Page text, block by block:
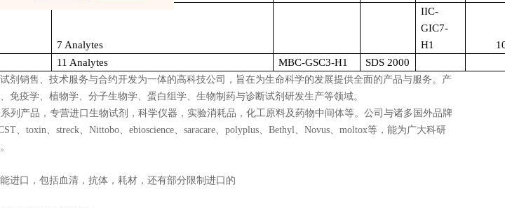
7 Analytes
IIC-
GIC7-
H1
11 Analytes MBC-GSC3-H1 SDS 2000
剂销售、技术服务与合约开发为一体的高科技公司，旨在为生命科学的发展提供全面的产品与服务。产
免疫学、植物学、分子生物学、蛋白组学、生物制药与诊断试剂研发生产等领域。
列产品，专营进口生物试剂，科学仪器，实验消耗品，化工原料及药物中间体等。公司与诸多国外品牌
、 toxin、 streck、 Nittobo、 ebioscience、 saracare、 polyplus、 Bethyl、 Novus、 moltox等，能为广大科研
进口，包括血清，抗体，耗材，还有部分限制进口的